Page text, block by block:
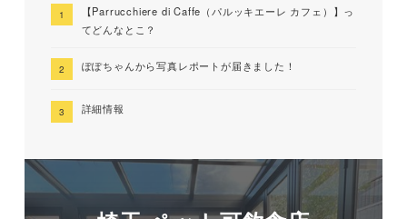
【Parrucchiere di Caffe（パルッキエーレ カフェ）】っ
てどんなとこ？
ぽぽちゃんから写真レポートが届きました！
詳細情報